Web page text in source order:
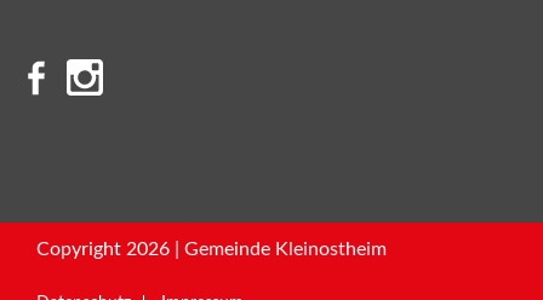
Copyright 2026 | Gemeinde Kleinostheim